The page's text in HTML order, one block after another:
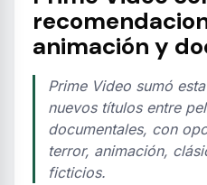
animación y
Prime Video sumó
nuevos títulos entre
documentales, con
terror, animación,
ficticios.